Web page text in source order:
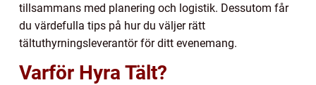
tillsammans med planering och logistik. Dessutom får
du värdefulla tips på hur du väljer rätt
tältuthyrningsleverantör för ditt evenemang.
Varför Hyra Tält?